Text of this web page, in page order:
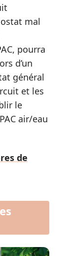
mal
pourra
d’un
général
et les
le
air/eau
de